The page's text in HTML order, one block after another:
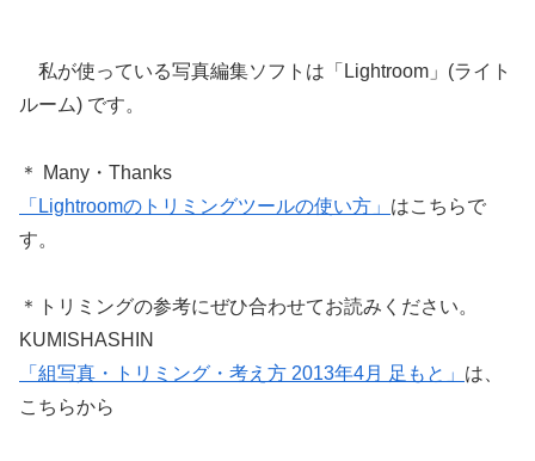
私が使っている写真編集ソフトは「Lightroom」(ライト
ルーム) です。
＊ Many・Thanks
「Lightroomのトリミングツールの使い方」 はこちらで
す。
＊トリミングの参考にぜひ合わせてお読みください。
KUMISHASHIN
「組写真・トリミング・考え方 2013年4月 足もと」 は、
こちらから